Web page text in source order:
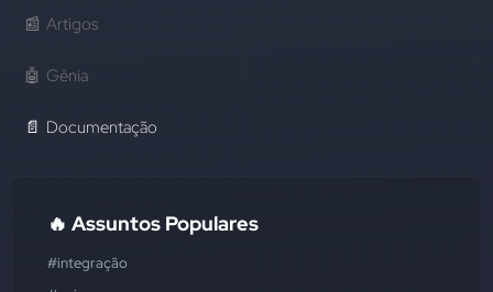
📰 Artigos
🤖 Gênia
📄 Documentação
🔥 Assuntos Populares
#integração